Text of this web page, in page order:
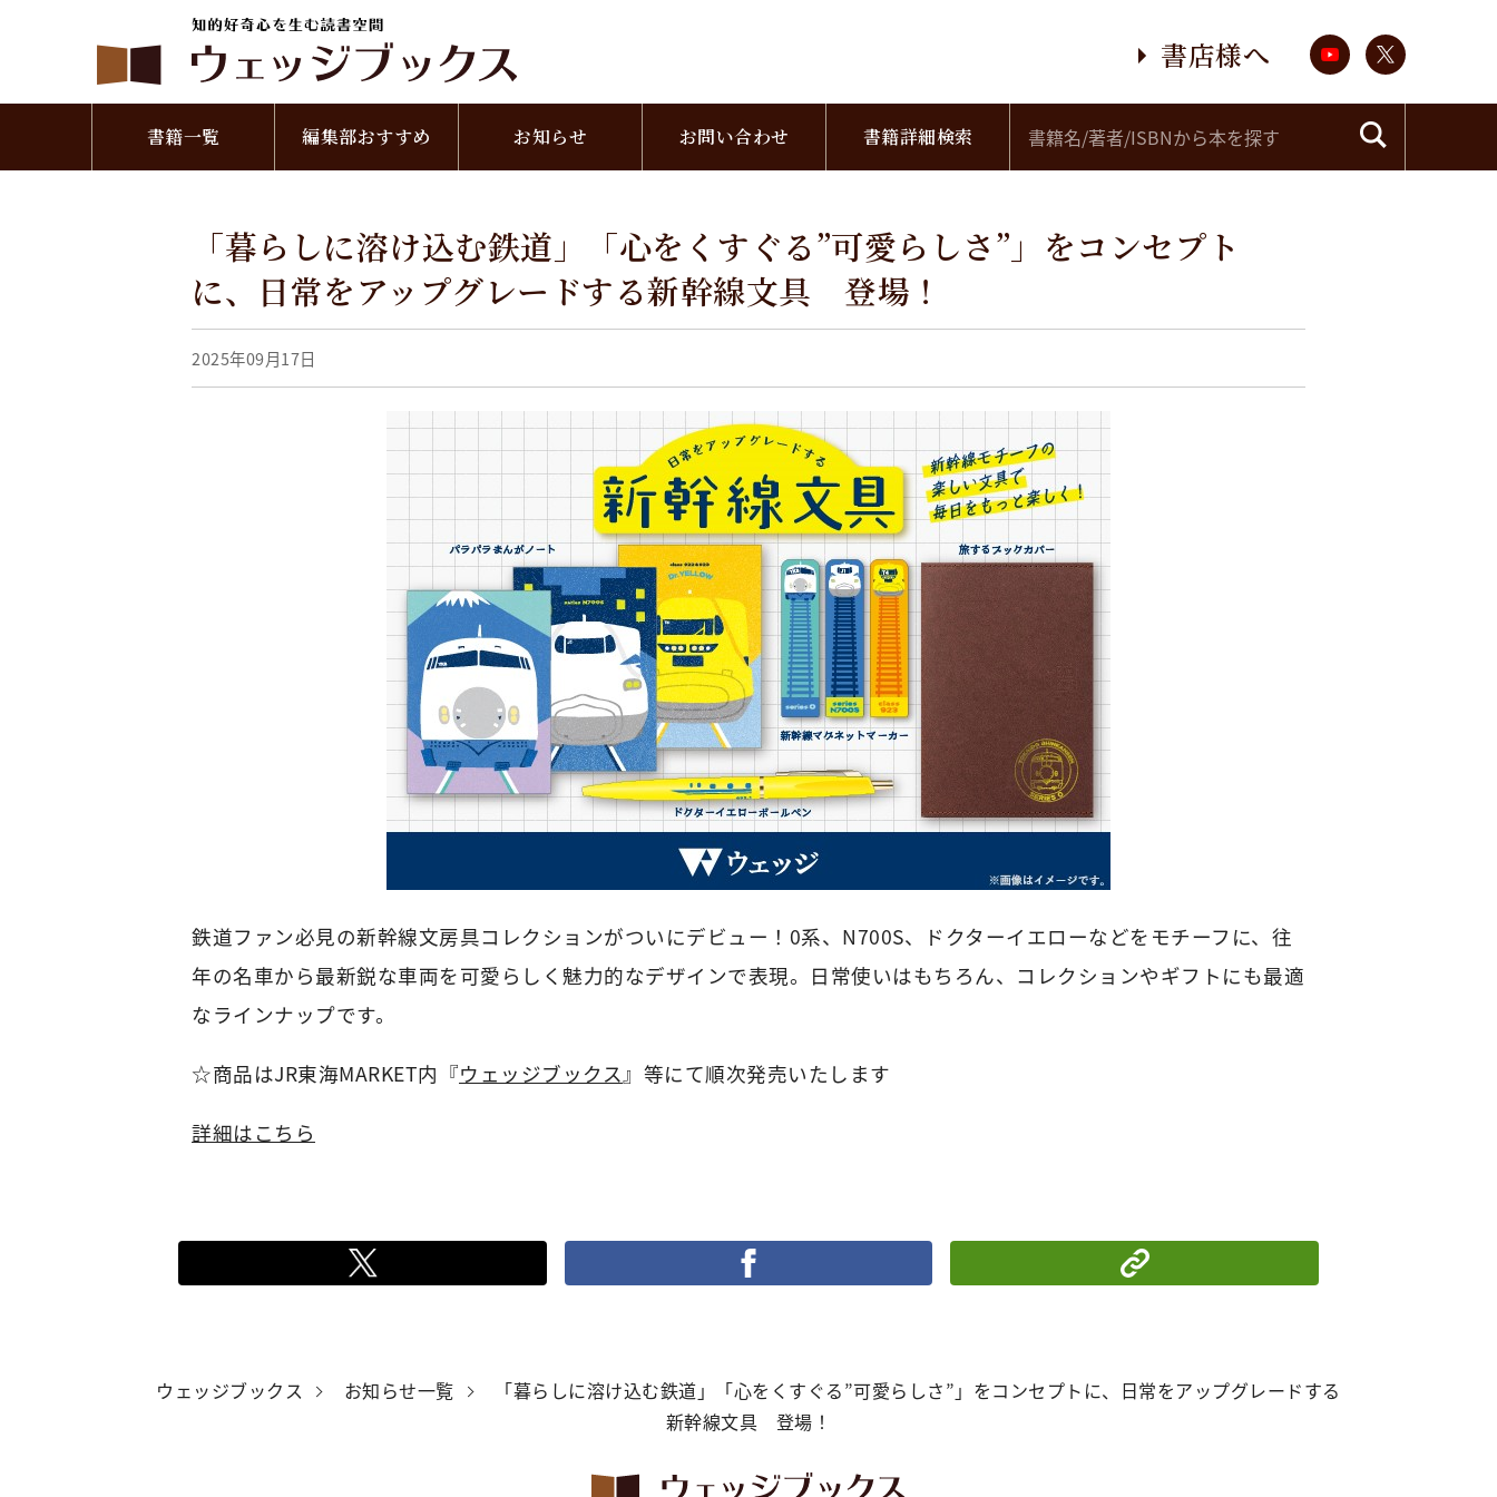
書店様へ
書籍一覧 編集部おすすめ お知らせ お問い合わせ 書籍詳細検索
「暮らしに溶け込む鉄道」「心をくすぐる”可愛らしさ”」をコンセプト
に、日常をアップグレードする新幹線文具 登場！
2025年09月17日
鉄道ファン必見の新幹線文房具コレクションがついにデビュー！0系、N700S、ドクターイエローなどをモチーフに、往
年の名車から最新鋭な車両を可愛らしく魅力的なデザインで表現。日常使いはもちろん、コレクションやギフトにも最適
なラインナップです。
☆商品はJR東海MARKET内『ウェッジブックス』等にて順次発売いたします
詳細はこちら
ポストする シェアする
ウェッジブックス お知らせ一覧
「暮らしに溶け込む鉄道」「心をくすぐる”可愛らしさ”」をコンセプトに、日常をアップグレードする
新幹線文具 登場！